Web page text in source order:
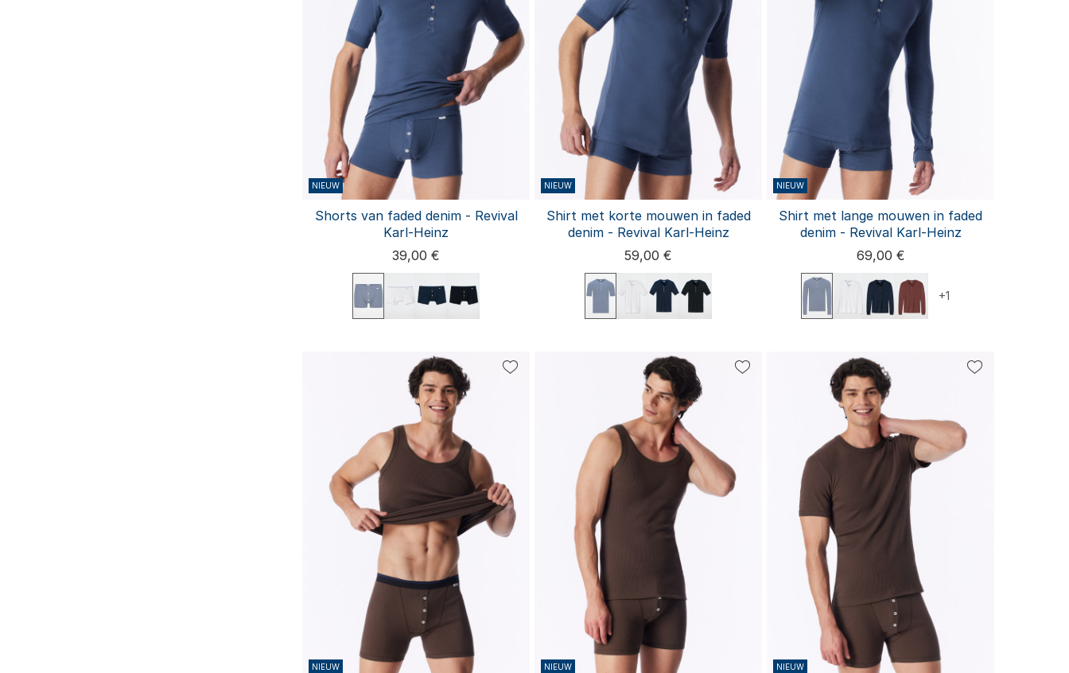
NIEUW
L XL XXL
Shorts van faded denim - Revival
Karl-Heinz
39,00 €
NIEUW
L XL XXL
Shirt met korte mouwen in faded
denim - Revival Karl-Heinz
59,00 €
NIEUW
M L
Shirt met lange mouwen in faded
denim - Revival Karl-Heinz
69,00 €
+1
NIEUW NIEUW NIEUW